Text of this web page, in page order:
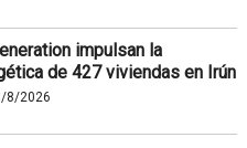
impulsan la
de 427 viviendas en Irún
8/2026